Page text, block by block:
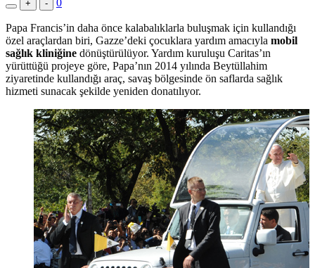
+ -
Papa Francis’in daha önce kalabalıklarla buluşmak için kullandığı
özel araçlardan biri, Gazze’deki çocuklara yardım amacıyla mobil
sağlık kliniğine dönüştürülüyor. Yardım kuruluşu Caritas’ın
yürüttüğü projeye göre, Papa’nın 2014 yılında Beytüllahim
ziyaretinde kullandığı araç, savaş bölgesinde ön saflarda sağlık
hizmeti sunacak şekilde yeniden donatılıyor.